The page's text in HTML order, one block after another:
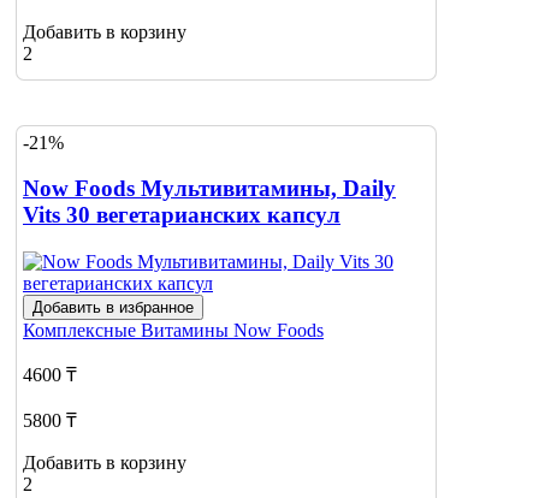
Добавить в корзину
2
-21%
Now Foods Мультивитамины, Daily
Vits 30 вегетарианских капсул
Добавить в избранное
Комплексные Витамины Now Foods
4600 ₸
5800 ₸
Добавить в корзину
2